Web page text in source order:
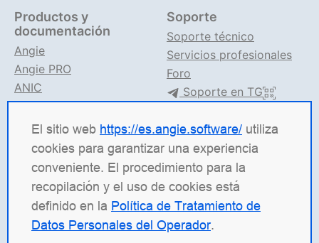
El sitio web https://es.angie.software/ utiliza
cookies para garantizar una experiencia
conveniente. El procedimiento para la
recopilación y el uso de cookies está
definido en la Política de Tratamiento de
Datos Personales del Operador.
Productos y
documentación
Angie
Angie PRO
ANIC
Documentación de Angie
Soporte
Soporte técnico
Servicios profesionales
Foro
Soporte en TG
Angie Software(Web Server, LLC) es una empresa de
TI rusa especializada en soluciones para sistemas de
alta carga. Nuestros productos incluyen la
plataforma de balanceo de carga
Angie ADC
(Application Delivery Controller), el servidor web
Angie PROyAngie Ingress Controller